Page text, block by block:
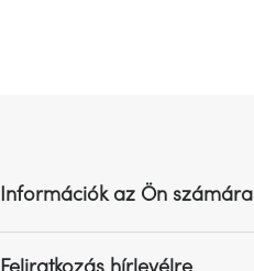
Karácsonyi
utalványok
é
c
Információk az Ön számára